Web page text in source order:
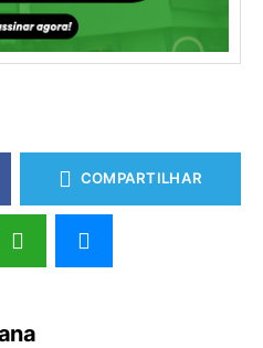
COMPARTILHAR